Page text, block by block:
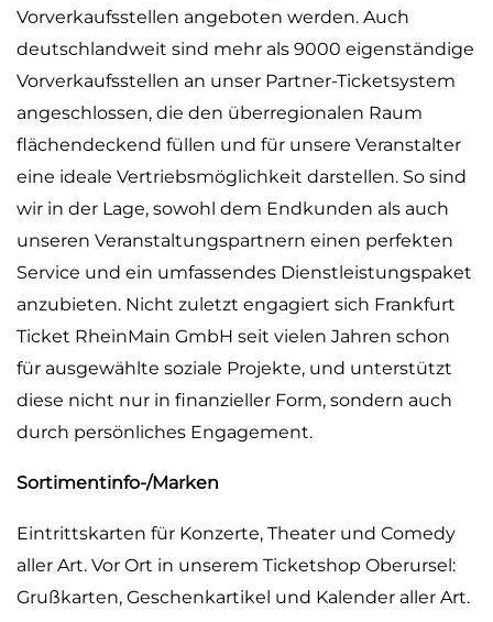
Vorverkaufsstellen angeboten werden. Auch
deutschlandweit sind mehr als 9000 eigenständige
Vorverkaufsstellen an unser Partner-Ticketsystem
angeschlossen, die den überregionalen Raum
flächendeckend füllen und für unsere Veranstalter
eine ideale Vertriebsmöglichkeit darstellen. So sind
wir in der Lage, sowohl dem Endkunden als auch
unseren Veranstaltungspartnern einen perfekten
Service und ein umfassendes Dienstleistungspaket
anzubieten. Nicht zuletzt engagiert sich Frankfurt
Ticket RheinMain GmbH seit vielen Jahren schon
für ausgewählte soziale Projekte, und unterstützt
diese nicht nur in finanzieller Form, sondern auch
durch persönliches Engagement.
Sortimentinfo-/Marken
Eintrittskarten für Konzerte, Theater und Comedy
aller Art. Vor Ort in unserem Ticketshop Oberursel:
Grußkarten, Geschenkartikel und Kalender aller Art.